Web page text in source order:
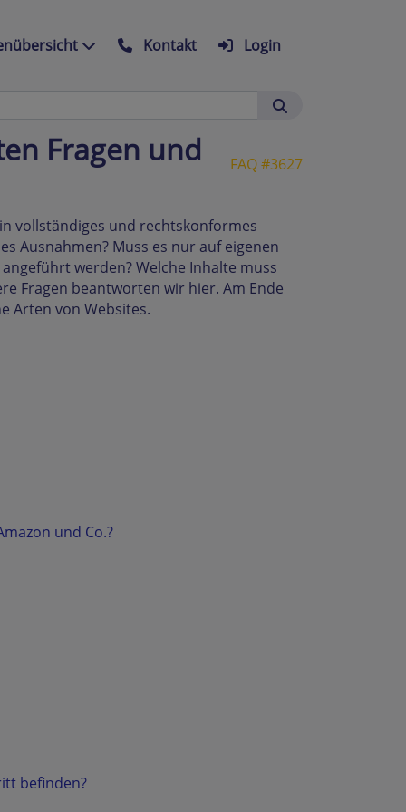
Kontakt Login
FAQ #3627
Fragen und
vollständiges und rechtskonformes
Ausnahmen? Muss es nur auf eigenen
werden? Welche Inhalte muss
Fragen beantworten wir hier. Am Ende
Arten von Websites.
und Co.?
befinden?